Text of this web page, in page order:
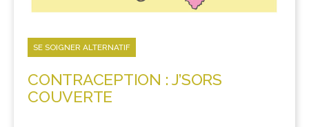
SE SOIGNER ALTERNATIF
CONTRACEPTION : J’SORS
COUVERTE